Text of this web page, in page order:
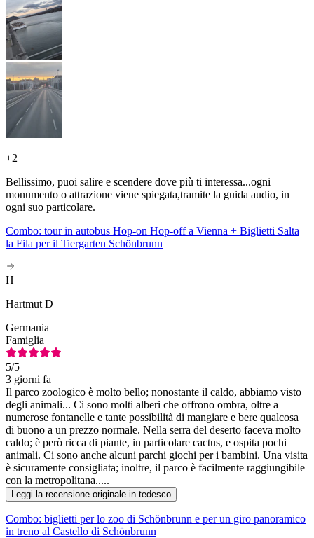
+2
Bellissimo, puoi salire e scendere dove più ti interessa...ogni
monumento o attrazione viene spiegata,tramite la guida audio, in
ogni suo particolare.
Combo: tour in autobus Hop-on Hop-off a Vienna + Biglietti Salta
la Fila per il Tiergarten Schönbrunn
H
Hartmut D
Germania
Famiglia
5/5
3 giorni fa
Il parco zoologico è molto bello; nonostante il caldo, abbiamo visto
degli animali... Ci sono molti alberi che offrono ombra, oltre a
numerose fontanelle e tante possibilità di mangiare e bere qualcosa
di buono a un prezzo normale. Nella serra del deserto faceva molto
caldo; è però ricca di piante, in particolare cactus, e ospita pochi
animali. Ci sono anche alcuni parchi giochi per i bambini. Una visita
è sicuramente consigliata; inoltre, il parco è facilmente raggiungibile
con la metropolitana.....
Leggi la recensione originale in tedesco
Combo: biglietti per lo zoo di Schönbrunn e per un giro panoramico
in treno al Castello di Schönbrunn